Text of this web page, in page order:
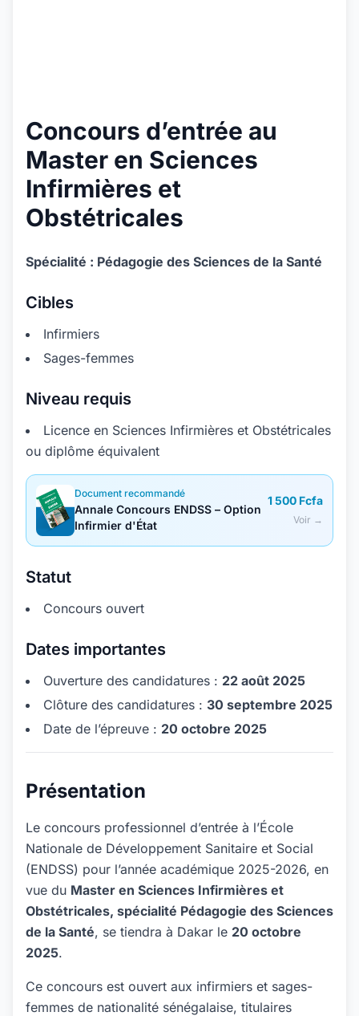
Concours d’entrée au
Master en Sciences
Infirmières et
Obstétricales
Spécialité : Pédagogie des Sciences de la Santé
Cibles
Infirmiers
Sages-femmes
Niveau requis
Licence en Sciences Infirmières et Obstétricales
ou diplôme équivalent
Document recommandé
Annale Concours ENDSS – Option
Infirmier d'État
1 500 Fcfa
Voir →
Statut
Concours ouvert
Dates importantes
Ouverture des candidatures : 22 août 2025
Clôture des candidatures : 30 septembre 2025
Date de l’épreuve : 20 octobre 2025
Présentation
Le concours professionnel d’entrée à l’École
Nationale de Développement Sanitaire et Social
(ENDSS) pour l’année académique 2025-2026, en
vue du Master en Sciences Infirmières et
Obstétricales, spécialité Pédagogie des Sciences
de la Santé, se tiendra à Dakar le 20 octobre
2025.
Ce concours est ouvert aux infirmiers et sages-
femmes de nationalité sénégalaise, titulaires